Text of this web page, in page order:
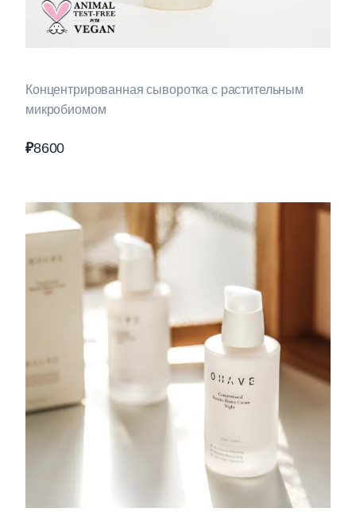
Концентрированная сыворотка с растительным
микробиомом
₽8600